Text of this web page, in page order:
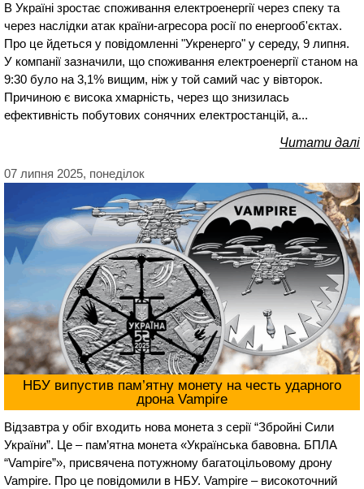
В Україні зростає споживання електроенергії через спеку та
через наслідки атак країни-агресора росії по енергооб'єктах.
Про це йдеться у повідомленні "Укренерго" у середу, 9 липня.
У компанії зазначили, що споживання електроенергії станом на
9:30 було на 3,1% вищим, ніж у той самий час у вівторок.
Причиною є висока хмарність, через що знизилась
ефективність побутових сонячних електростанцій, а...
Читати далі
07 липня 2025, понеділок
НБУ випустив пам’ятну монету на честь ударного
дрона Vampire
Відзавтра у обіг входить нова монета з серії “Збройні Сили
України”. Це – пам’ятна монета «Українська бавовна. БПЛА
“Vampire”», присвячена потужному багатоцільовому дрону
Vampire. Про це повідомили в НБУ. Vampire – високоточний